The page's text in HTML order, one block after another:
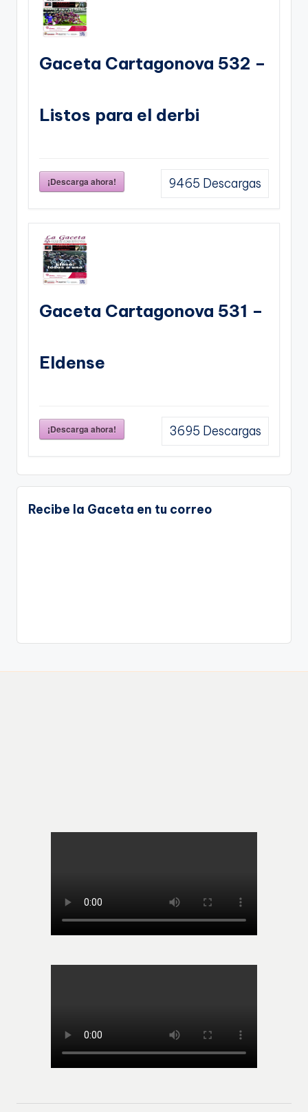
Gaceta Cartagonova 532 –
Listos para el derbi
¡Descarga ahora! 9465 Descargas
Gaceta Cartagonova 531 –
Eldense
¡Descarga ahora! 3695 Descargas
Recibe la Gaceta en tu correo